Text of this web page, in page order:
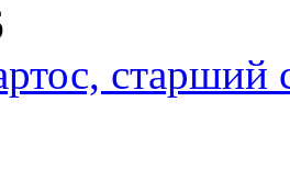
старший